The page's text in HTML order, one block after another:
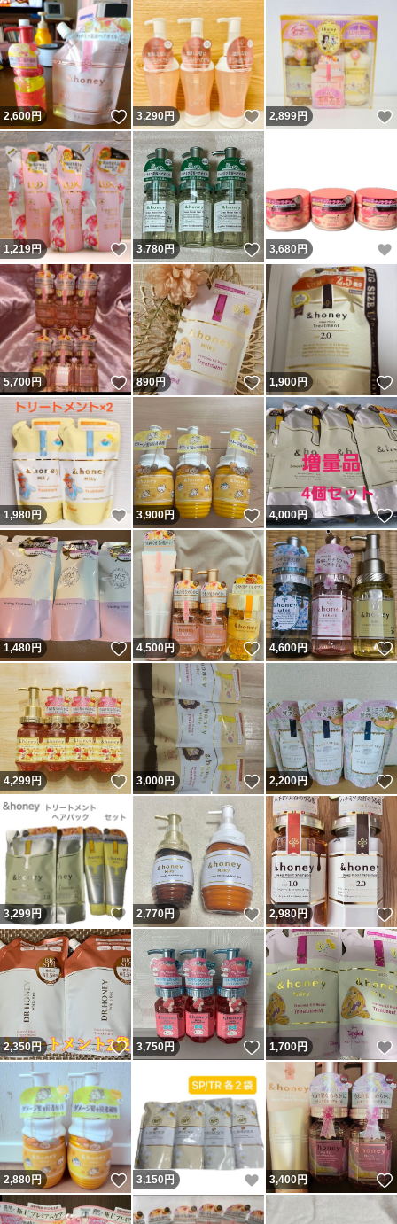
2,600円 いいね！
3,290円 いいね！
2,899円
1,219円 いいね！
3,780円 いいね！
3,680 円
5,700円 いいね！
890円 いいね！
1,900円
1,980円 いいね！
3,900円 いいね！
4,000円
1,480円 いいね！
4,500円 いいね！
4,600円
4,299円 いいね！
3,000円 いいね！
2,200円
3,299円 いいね！
2,770円 いいね！
2,980円
2,350円 いいね！
3,750円 いいね！
1,700円
2,880円 いいね！
3,150 円 いいね！
3,400円